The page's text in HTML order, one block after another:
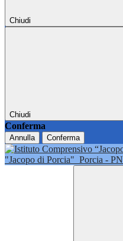
Chiudi
Chiudi
Conferma
Annulla Conferma
"Jacopo di Porcia" Porcia - PN